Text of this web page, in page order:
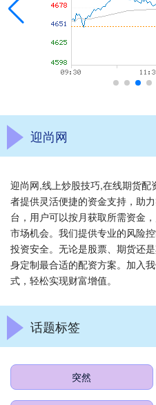
迎尚网
迎尚网,线上炒股技巧,在线期货
者提供灵活便捷的资金支持，助
台，用户可以按月获取所需资金
市场机会。我们提供专业的风险
投资安全。无论是股票、期货还
身定制最合适的配资方案。加入
式，轻松实现财富增值。
话题标签
突然